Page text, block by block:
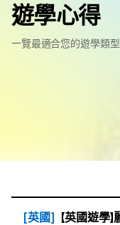
遊學心得
一覽最適合您的遊學類
[英國]
【英國遊學